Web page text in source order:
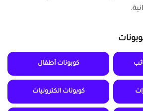
كوبونات أطفال
كوبونات الكترونيات